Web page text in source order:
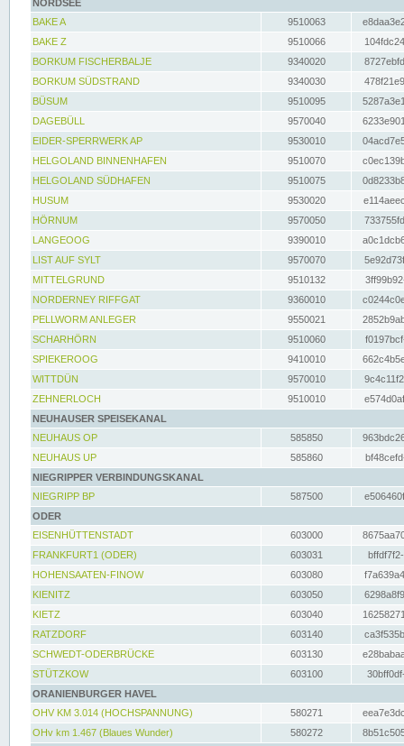
NORDSEE
BAKE A
9510063
BAKE Z
9510066
BORKUM FISCHERBALJE
9340020
BORKUM SÜDSTRAND
9340030
BÜSUM
9510095
DAGEBÜLL
9570040
EIDER-SPERRWERK AP
9530010
HELGOLAND BINNENHAFEN
9510070
HELGOLAND SÜDHAFEN
9510075
HUSUM
9530020
HÖRNUM
9570050
LANGEOOG
9390010
LIST AUF SYLT
9570070
MITTELGRUND
9510132
NORDERNEY RIFFGAT
9360010
PELLWORM ANLEGER
9550021
SCHARHÖRN
9510060
SPIEKEROOG
9410010
WITTDÜN
9570010
ZEHNERLOCH
9510010
NEUHAUSER SPEISEKANAL
NEUHAUS OP
585850
NEUHAUS UP
585860
NIEGRIPPER VERBINDUNGSKANAL
NIEGRIPP BP
587500
ODER
EISENHÜTTENSTADT
603000
FRANKFURT1 (ODER)
603031
HOHENSAATEN-FINOW
603080
KIENITZ
603050
KIETZ
603040
RATZDORF
603140
SCHWEDT-ODERBRÜCKE
603130
STÜTZKOW
603100
ORANIENBURGER HAVEL
OHV KM 3.014 (HOCHSPANNUNG)
580271
OHv km 1.467 (Blaues Wunder)
580272